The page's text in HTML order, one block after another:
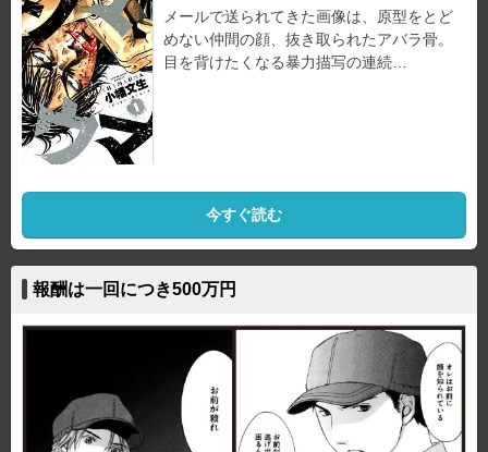
メールで送られてきた画像は、原型をとど
めない仲間の顔、抜き取られたアバラ骨。
目を背けたくなる暴力描写の連続…
今すぐ読む
報酬は一回につき500万円